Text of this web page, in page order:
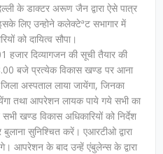
के डाक्टर अरूण जैन द्वारा ऐसे पात्र
लिए उन्होने कलेक्टेªट सभागार में
को दायित्व सौपा।
हजार दिव्यागजन की सूची तैयार की
बजे प्रत्येक विकास खण्ड पर आना
जिला अस्पताल लाया जायेंगा, जिनका
तथा आपरेशन लायक पाये गये सभी का
खण्ड विकास अधिकारियों को निर्देश
सुनिश्चित करें। एआरटीओ द्वारा
आपरेशन के बाद उन्हें एंबुलेन्स के द्वारा